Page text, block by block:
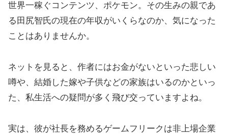
世界一稼ぐコンテンツ、ポケモン。その生みの親であ
る田尻智氏の現在の年収がいくらなのか、気になった
ことはありませんか。
ネットを見ると、作者にはお金がないといった悲しい
噂や、結婚した嫁や子供などの家族はいるのかといっ
た、私生活への疑問が多く飛び交っていますよね。
実は、彼が社長を務めるゲームフリークは非上場企業